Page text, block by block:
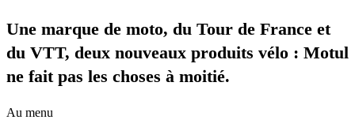
Une marque de moto, du Tour de France et
du VTT, deux nouveaux produits vélo : Motul
ne fait pas les choses à moitié.
Au menu